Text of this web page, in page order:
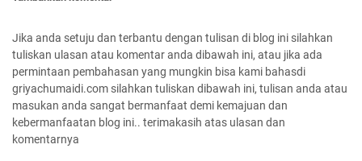
Jika anda setuju dan terbantu dengan tulisan di blog ini silahkan
tuliskan ulasan atau komentar anda dibawah ini, atau jika ada
permintaan pembahasan yang mungkin bisa kami bahasdi
griyachumaidi.com silahkan tuliskan dibawah ini, tulisan anda atau
masukan anda sangat bermanfaat demi kemajuan dan
kebermanfaatan blog ini.. terimakasih atas ulasan dan
komentarnya